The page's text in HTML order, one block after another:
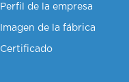
Perfil de la empresa
Imagen de la fábrica
Certificado